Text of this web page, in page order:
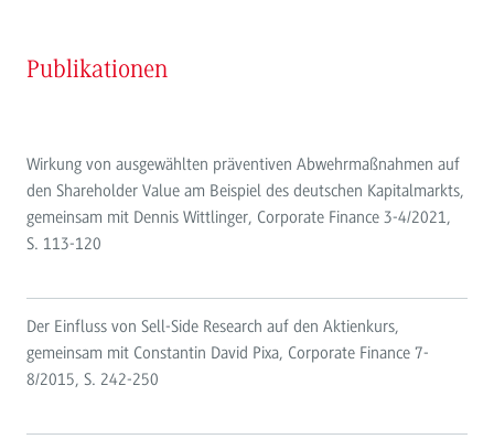
Publikationen
Wirkung von ausgewählten präventiven Abwehrmaßnahmen auf
den Shareholder Value am Beispiel des deutschen Kapitalmarkts,
gemeinsam mit Dennis Wittlinger, Corporate Finance 3-4/2021,
S. 113-120
Der Einfluss von Sell-Side Research auf den Aktienkurs,
gemeinsam mit Constantin David Pixa, Corporate Finance 7-
8/2015, S. 242-250